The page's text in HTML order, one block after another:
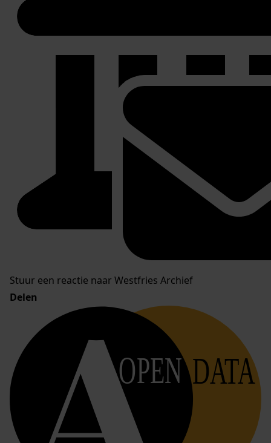
Stuur een reactie naar Westfries Archief
Delen
OPEN DATA